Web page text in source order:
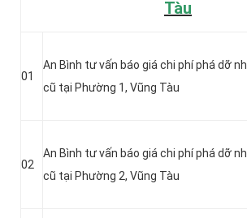
Tàu
01
An Bình tư vấn báo giá chi phí phá dỡ
cũ tại Phường 1, Vũng Tàu
02
An Bình tư vấn báo giá chi phí phá dỡ
cũ tại Phường 2, Vũng Tàu